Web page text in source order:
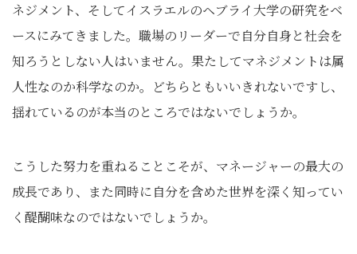
ネジメント、そしてイスラエルのヘブライ大学の研究をベ
ースにみてきました。職場のリーダーで自分自身と社会を
知ろうとしない人はいません。果たしてマネジメントは属
人性なのか科学なのか。どちらともいいきれないですし、
揺れているのが本当のところではないでしょうか。
こうした努力を重ねることこそが、マネージャーの最大の
成長であり、また同時に自分を含めた世界を深く知ってい
く醍醐味なのではないでしょうか。